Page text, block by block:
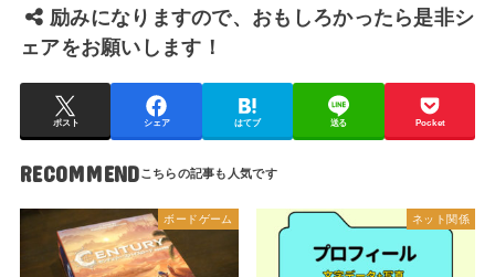
励みになりますので、おもしろかったら是非シ
ェアをお願いします！
ポスト シェア はてブ 送る Pocket
RECOMMEND
ボードゲーム ネット関係